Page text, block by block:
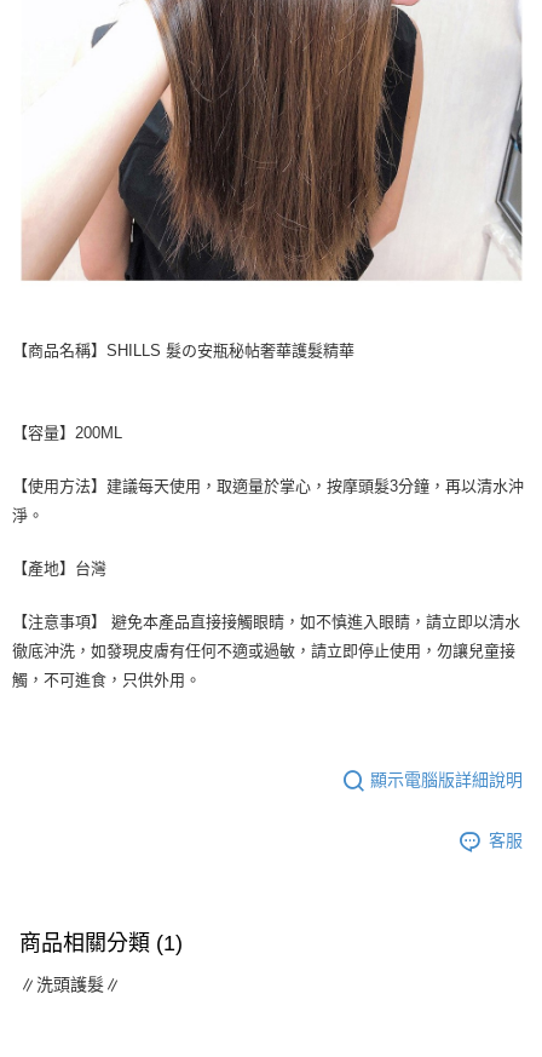
【商品名稱】SHILLS 髮の安瓶秘帖奢華護髮精華
【容量】200ML
【使用方法】建議每天使用，取適量於掌心，按摩頭髮3分鐘，再以清水沖
淨。
【產地】台灣
【注意事項】 避免本產品直接接觸眼睛，如不慎進入眼睛，請立即以清水
徹底沖洗，如發現皮膚有任何不適或過敏，請立即停止使用，勿讓兒童接
觸，不可進食，只供外用。
顯示電腦版詳細說明
客服
商品相關分類 (1)
∥洗頭護髮∥